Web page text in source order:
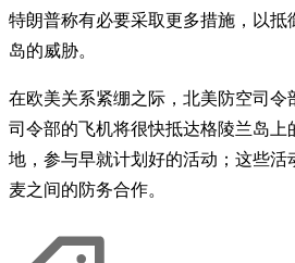
特朗普称有必要采取更多措施，以抵
岛的威胁。
在欧美关系紧绷之际，北美防空司令
司令部的飞机将很快抵达格陵兰岛上
地，参与早就计划好的活动；这些活
麦之间的防务合作。